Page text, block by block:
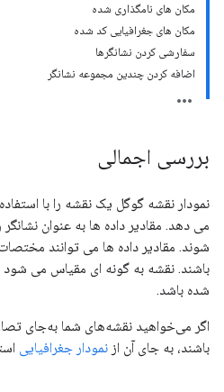
مکان های نامگذاری شده
مکان های جغرافیایی کد شده
سفارشی کردن نشانگرها
اضافه کردن چندین مجموعه نشانگر
بررسی اجمالی
نمودار نقشه گوگل یک نقشه را با استفاده
می دهد. مقادیر داده ها به عنوان
شوند. مقادیر داده ها می توانند
باشند. نقشه به گونه ای مقیاس می
شده باشد.
اگر می‌خواهید نقشه‌های شما به‌جای
باشند، به جای آن از نمودار جغرافیایی